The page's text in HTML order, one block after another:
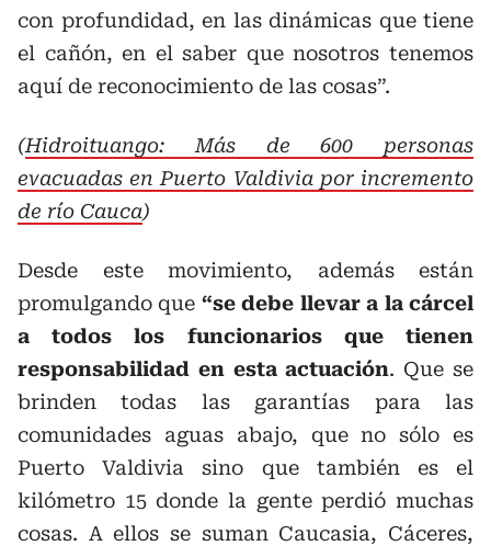
con profundidad, en las dinámicas que tiene
el cañón, en el saber que nosotros tenemos
aquí de reconocimiento de las cosas”.
(Hidroituango: Más de 600 personas
evacuadas en Puerto Valdivia por incremento
de río Cauca)
Desde este movimiento, además están
promulgando que “se debe llevar a la cárcel
a todos los funcionarios que tienen
responsabilidad en esta actuación. Que se
brinden todas las garantías para las
comunidades aguas abajo, que no sólo es
Puerto Valdivia sino que también es el
kilómetro 15 donde la gente perdió muchas
cosas. A ellos se suman Caucasia, Cáceres,